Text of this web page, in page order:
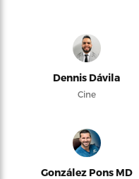
Dennis Dávila
Cine
González Pons MD